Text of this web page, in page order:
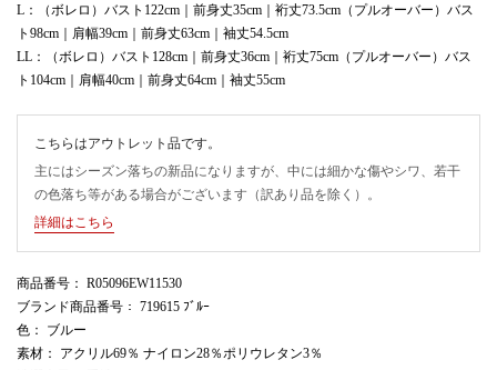
L：（ボレロ）バスト122cm｜前身丈35cm｜裄丈73.5cm（プルオーバー）バス
ト98cm｜肩幅39cm｜前身丈63cm｜袖丈54.5cm
LL：（ボレロ）バスト128cm｜前身丈36cm｜裄丈75cm（プルオーバー）バス
ト104cm｜肩幅40cm｜前身丈64cm｜袖丈55cm
こちらはアウトレット品です。
主にはシーズン落ちの新品になりますが、中には細かな傷やシワ、若干
の色落ち等がある場合がございます（訳あり品を除く）。
詳細はこちら
商品番号 ： R05096EW11530
ブランド商品番号 ： 719615 ﾌﾞﾙｰ
色 ： ブルー
素材 ： アクリル69％ ナイロン28％ポリウレタン3％